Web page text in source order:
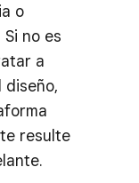
o
no es
a
diseño,
resulte